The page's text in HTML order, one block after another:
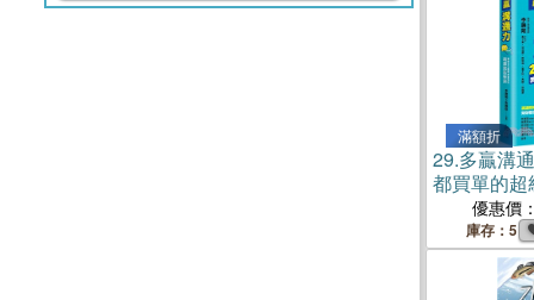
滿額折
29.多贏溝
都買單的
優惠價
庫存：5